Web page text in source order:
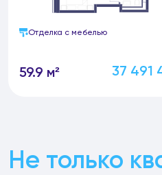
Отделка с мебелью
59.9 м² 37 491
Не только